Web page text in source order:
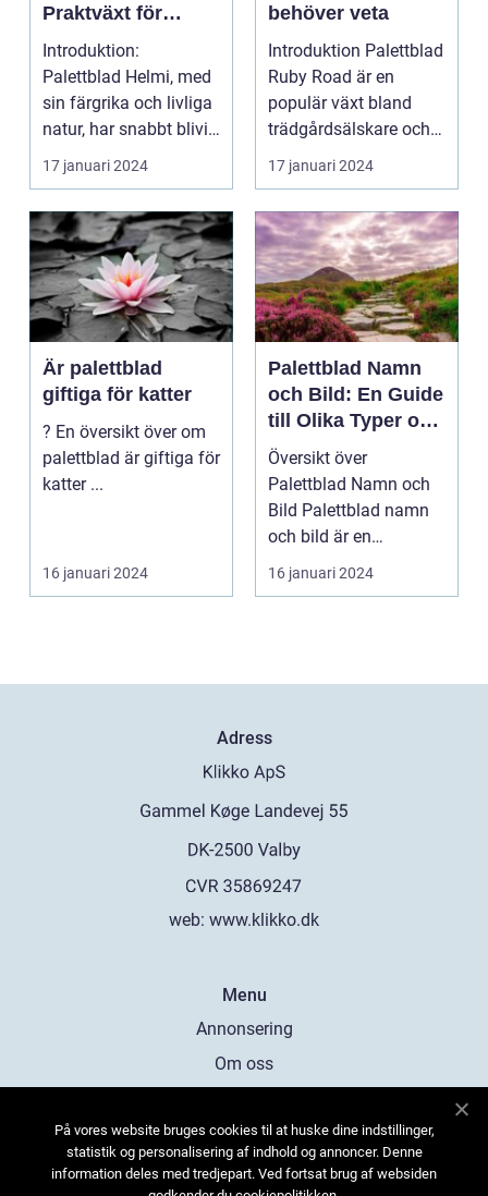
Praktväxt för
Hemmet
Introduktion:
Palettblad Helmi, med
sin färgrika och livliga
natur, har snabbt blivit
en favorit bla...
17 januari 2024
behöver veta
Introduktion Palettblad
Ruby Road är en
populär växt bland
trädgårdsälskare och
inomhusväxtentusias..
17 januari 2024
Är palettblad
giftiga för katter
? En översikt över om
palettblad är giftiga för
katter ...
16 januari 2024
Palettblad Namn
och Bild: En Guide
till Olika Typer och
Egenskaper
Översikt över
Palettblad Namn och
Bild Palettblad namn
och bild är en
fascinerande
universum av oli...
16 januari 2024
Adress
web: www.klikko.dk
Menu
Annonsering
Om oss
Kontakta oss
Sitemap
På vores website bruges cookies til at huske dine indstillinger,
statistik og personalisering af indhold og annoncer. Denne
information deles med tredjepart. Ved fortsat brug af websiden